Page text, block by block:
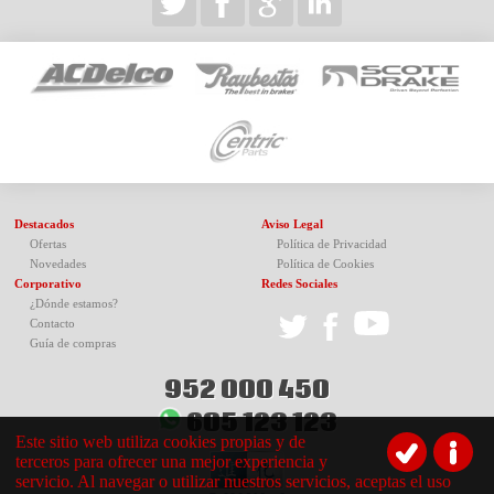
Destacados
Ofertas
Novedades
Corporativo
¿Dónde estamos?
Contacto
Guía de compras
Aviso Legal
Política de Privacidad
Política de Cookies
Redes Sociales
952 000 450
605 123 123
Este sitio web utiliza cookies propias y de
terceros para ofrecer una mejor experiencia y
servicio. Al navegar o utilizar nuestros servicios, aceptas el uso